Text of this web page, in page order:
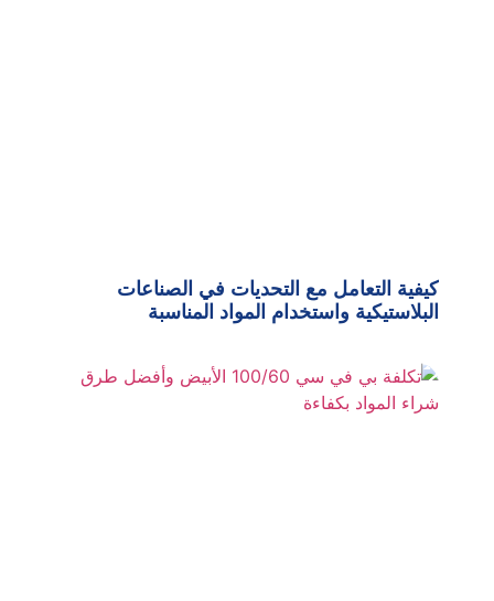
كيفية التعامل مع التحديات في الصناعات
البلاستيكية واستخدام المواد المناسبة